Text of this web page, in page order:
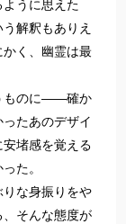
うに思えた
解釈もありえ
く、幽霊は最
ものに――確か
たあのデザイ
堵感を覚える
た。
な身振りをや
そんな態度が